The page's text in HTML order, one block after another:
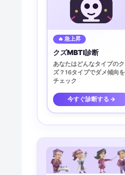
🔥 急上昇
クズMBTI診断
あなたはどんなタイプのク
ズ？16タイプでダメ傾向を
チェック
今すぐ診断する →